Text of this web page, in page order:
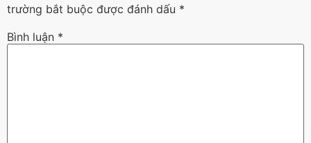
trường bắt buộc được đánh dấu *
Bình luận *